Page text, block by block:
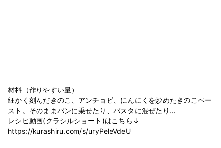
材料（作りやすい量）
細かく刻んだきのこ、アンチョビ、にんにくを炒めたきのこペー
スト。そのままパンに乗せたり、パスタに混ぜたり…
レシピ動画(クラシルショート)はこちら↓
https://kurashiru.com/s/uryPeleVdeU